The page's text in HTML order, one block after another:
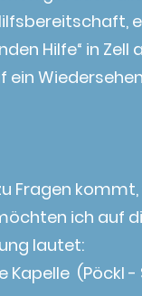
Hilfe“ in Zell
ein
Fragen
ich auf
lautet:
Kapelle (Pöckl -